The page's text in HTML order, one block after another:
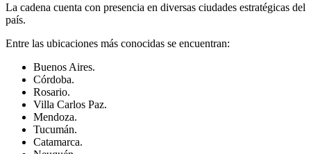
La cadena cuenta con presencia en diversas ciudades estratégicas del
país.
Entre las ubicaciones más conocidas se encuentran:
Buenos Aires.
Córdoba.
Rosario.
Villa Carlos Paz.
Mendoza.
Tucumán.
Catamarca.